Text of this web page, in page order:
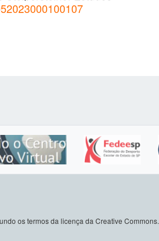
os termos da licença da Creative Commons.